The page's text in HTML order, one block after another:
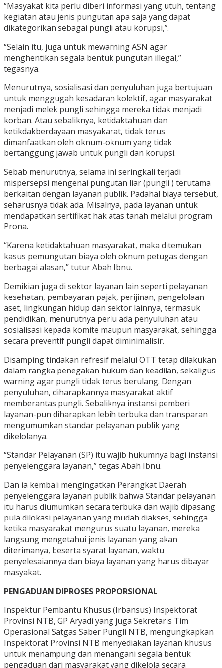
“Masyakat kita perlu diberi informasi yang utuh, tentang
kegiatan atau jenis pungutan apa saja yang dapat
dikategorikan sebagai pungli atau korupsi,”.
“Selain itu, juga untuk mewarning ASN agar
menghentikan segala bentuk pungutan illegal,”
tegasnya.
Menurutnya, sosialisasi dan penyuluhan juga bertujuan
untuk menggugah kesadaran kolektif, agar masyarakat
menjadi melek pungli sehingga mereka tidak menjadi
korban. Atau sebaliknya, ketidaktahuan dan
ketikdakberdayaan masyakarat, tidak terus
dimanfaatkan oleh oknum-oknum yang tidak
bertanggung jawab untuk pungli dan korupsi.
Sebab menurutnya, selama ini seringkali terjadi
mispersepsi mengenai pungutan liar (pungli ) terutama
berkaitan dengan layanan publik. Padahal biaya tersebut,
seharusnya tidak ada. Misalnya, pada layanan untuk
mendapatkan sertifikat hak atas tanah melalui program
Prona.
“Karena ketidaktahuan masyarakat, maka ditemukan
kasus pemungutan biaya oleh oknum petugas dengan
berbagai alasan,” tutur Abah Ibnu.
Demikian juga di sektor layanan lain seperti pelayanan
kesehatan, pembayaran pajak, perijinan, pengelolaan
aset, lingkungan hidup dan sektor lainnya, termasuk
pendidikan, menurutnya perlu ada penyuluhan atau
sosialisasi kepada komite maupun masyarakat, sehingga
secara preventif pungli dapat diminimalisir.
Disamping tindakan refresif melalui OTT tetap dilakukan
dalam rangka penegakan hukum dan keadilan, sekaligus
warning agar pungli tidak terus berulang. Dengan
penyuluhan, diharapkannya masyarakat aktif
memberantas pungli. Sebaliknya instansi pemberi
layanan-pun diharapkan lebih terbuka dan transparan
mengumumkan standar pelayanan publik yang
dikelolanya.
“Standar Pelayanan (SP) itu wajib hukumnya bagi instansi
penyelenggara layanan,” tegas Abah Ibnu.
Dan ia kembali mengingatkan Perangkat Daerah
penyelenggara layanan publik bahwa Standar pelayanan
itu harus diumumkan secara terbuka dan wajib dipasang
pula dilokasi pelayanan yang mudah diakses, sehingga
ketika masyarakat mengurus suatu layanan, mereka
langsung mengetahui jenis layanan yang akan
diterimanya, beserta syarat layanan, waktu
penyelesaiannya dan biaya layanan yang harus dibayar
masyakat.
PENGADUAN DIPROSES PROPORSIONAL
Inspektur Pembantu Khusus (Irbansus) Inspektorat
Provinsi NTB, GP Aryadi yang juga Sekretaris Tim
Operasional Satgas Saber Pungli NTB, mengungkapkan
Inspektorat Provinsi NTB menyediakan layanan khusus
untuk menampung dan menangani segala bentuk
pengaduan dari masyarakat yang dikelola secara